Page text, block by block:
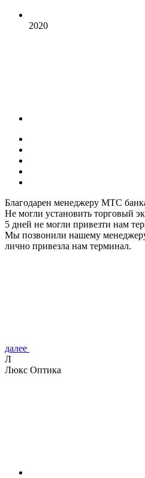
2020
Благодарен менеджеру МТС
Не могли установить торговый
5 дней не могли привезти нам
Мы позвонили нашему
лично привезла нам терминал.
далее
Л
Люкс Оптика